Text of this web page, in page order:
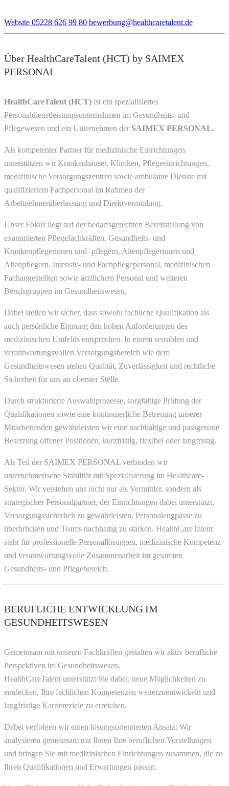
Website 05228 626 99 80 bewerbung@healthcaretalent.de
Über HealthCareTalent (HCT) by SAIMEX
PERSONAL
HealthCareTalent (HCT) ist ein spezialisiertes
Personaldienstleistungsunternehmen im Gesundheits- und
Pflegewesen und ein Unternehmen der SAIMEX PERSONAL.
Als kompetenter Partner für medizinische Einrichtungen
unterstützen wir Krankenhäuser, Kliniken, Pflegeeinrichtungen,
medizinische Versorgungszentren sowie ambulante Dienste mit
qualifiziertem Fachpersonal im Rahmen der
Arbeitnehmerüberlassung und Direktvermittlung.
Unser Fokus liegt auf der bedarfsgerechten Bereitstellung von
examinierten Pflegefachkräften, Gesundheits- und
Krankenpflegerinnen und -pflegern, Altenpflegerinnen und
Altenpflegern, Intensiv- und Fachpflegepersonal, medizinischen
Fachangestellten sowie ärztlichem Personal und weiteren
Berufsgruppen im Gesundheitswesen.
Dabei stellen wir sicher, dass sowohl fachliche Qualifikation als
auch persönliche Eignung den hohen Anforderungen des
medizinischen Umfelds entsprechen. In einem sensiblen und
verantwortungsvollen Versorgungsbereich wie dem
Gesundheitswesen stehen Qualität, Zuverlässigkeit und rechtliche
Sicherheit für uns an oberster Stelle.
Durch strukturierte Auswahlprozesse, sorgfältige Prüfung der
Qualifikationen sowie eine kontinuierliche Betreuung unserer
Mitarbeitenden gewährleisten wir eine nachhaltige und passgenaue
Besetzung offener Positionen, kurzfristig, flexibel oder langfristig.
Als Teil der SAIMEX PERSONAL verbinden wir
unternehmerische Stabilität mit Spezialisierung im Healthcare-
Sektor. Wir verstehen uns nicht nur als Vermittler, sondern als
strategischer Personalpartner, der Einrichtungen dabei unterstützt,
Versorgungssicherheit zu gewährleisten, Personalengpässe zu
überbrücken und Teams nachhaltig zu stärken. HealthCareTalent
steht für professionelle Personallösungen, medizinische Kompetenz
und verantwortungsvolle Zusammenarbeit im gesamten
Gesundheits- und Pflegebereich.
BERUFLICHE ENTWICKLUNG IM
GESUNDHEITSWESEN
Gemeinsam mit unseren Fachkräften gestalten wir aktiv berufliche
Perspektiven im Gesundheitswesen.
HealthCareTalent unterstützt Sie dabei, neue Möglichkeiten zu
entdecken, Ihre fachlichen Kompetenzen weiterzuentwickeln und
langfristige Karriereziele zu erreichen.
Dabei verfolgen wir einen lösungsorientierten Ansatz: Wir
analysieren gemeinsam mit Ihnen Ihre beruflichen Vorstellungen
und bringen Sie mit medizinischen Einrichtungen zusammen, die zu
Ihren Qualifikationen und Erwartungen passen.